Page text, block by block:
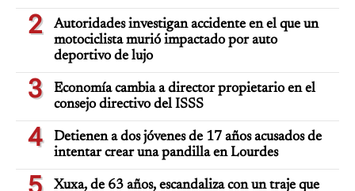
2
Autoridades investigan accidente en el que un
motociclista murió impactado por auto
deportivo de lujo
3
Economía cambia a director propietario en el
consejo directivo del ISSS
4
Detienen a dos jóvenes de 17 años acusados de
intentar crear una pandilla en Lourdes
Xuxa, de 63 años, escandaliza con un traje que